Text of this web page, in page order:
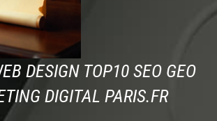
DESIGN TOP10 SEO GEO
DIGITAL PARIS.FR